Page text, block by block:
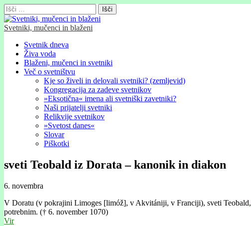
Išči:
Svetniki, mučenci in blaženi
Glavni
meni
Skip
content
Svetnik dneva
Živa voda
Blaženi, mučenci in svetniki
Več o svetništvu
Kje so živeli in delovali svetniki? (zemljevid)
Kongregacija za zadeve svetnikov
»Eksotična« imena ali svetniški zavetniki?
Naši prijatelji svetniki
Relikvije svetnikov
»Svetost danes«
Slovar
Piškotki
sveti Teobald iz Dorata – kanonik in diakon
6. novembra
V Doratu (v pokrajini Limoges [limóž], v Akvitániji, v Franciji), sveti Teobald,
potrebnim. († 6. november 1070)
Vir